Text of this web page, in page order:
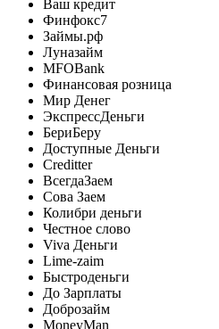
Ваш кредит
Финфокс7
Займы.рф
Луназайм
MFOBank
Финансовая розница
Мир Денег
ЭкспрессДеньги
БериБеру
Доступные Деньги
Creditter
ВсегдаЗаем
Сова Заем
Колибри деньги
Честное слово
Viva Деньги
Lime-zaim
Быстроденьги
До Зарплаты
Доброзайм
MoneyMan